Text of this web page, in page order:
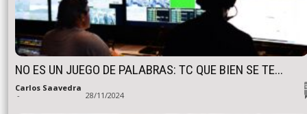
NO ES UN JUEGO DE PALABRAS: TC QUE BIEN SE TE...
Carlos Saavedra
- 28/11/2024